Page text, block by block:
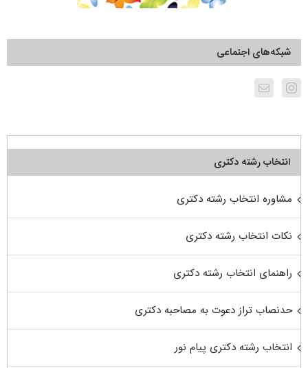
شبکه‌های اجتماعی
انتخاب رشته دکتری
مشاوره انتخاب رشته دکتری
نکات انتخاب رشته دکتری
راهنمای انتخاب رشته دکتری
حدنصاب تراز دعوت به مصاحبه دکتری
انتخاب رشته دکتری پیام نور